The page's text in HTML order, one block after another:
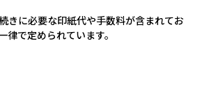
きに必要な印紙代や手数料が含まれてお
律で定められています。